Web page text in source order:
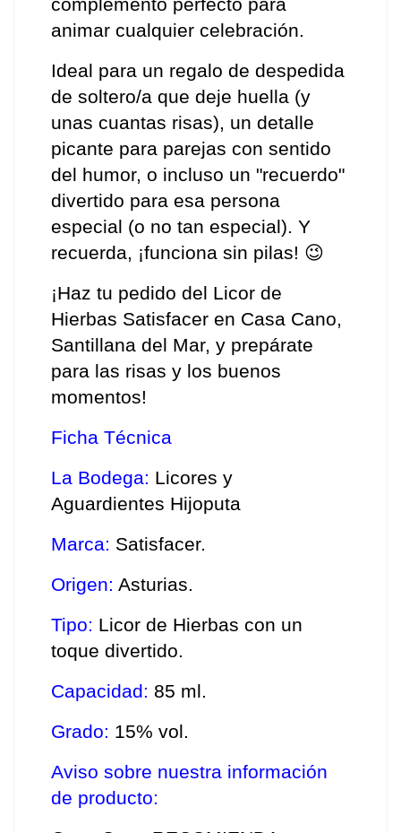
complemento perfecto para
animar cualquier celebración.
Ideal para un regalo de despedida
de soltero/a que deje huella (y
unas cuantas risas), un detalle
picante para parejas con sentido
del humor, o incluso un "recuerdo"
divertido para esa persona
especial (o no tan especial). Y
recuerda, ¡funciona sin pilas! 😉
¡Haz tu pedido del Licor de
Hierbas Satisfacer en Casa Cano,
Santillana del Mar, y prepárate
para las risas y los buenos
momentos!
Ficha Técnica
La Bodega: Licores y
Aguardientes Hijoputa
Marca: Satisfacer.
Origen: Asturias.
Tipo: Licor de Hierbas con un
toque divertido.
Capacidad: 85 ml.
Grado: 15% vol.
Aviso sobre nuestra información
de producto: